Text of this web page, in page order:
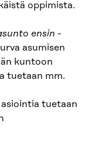
oppimista.
ensin -
asumisen
kuntoon
tuetaan mm.
tuetaan